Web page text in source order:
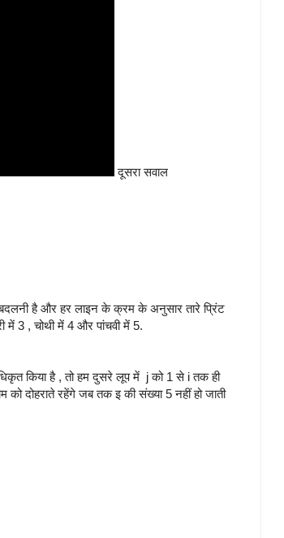
दूसरा सवाल
बदलनी है और हर लाइन के क्रम के अनुसार तारे प्रिंट
3 , चोथी में 4 और पांचवी में 5.
किया है , तो हम दुसरे लूप में j को 1 से i तक ही
दोहराते रहेंगे जब तक इ की संख्या 5 नहीं हो जाती